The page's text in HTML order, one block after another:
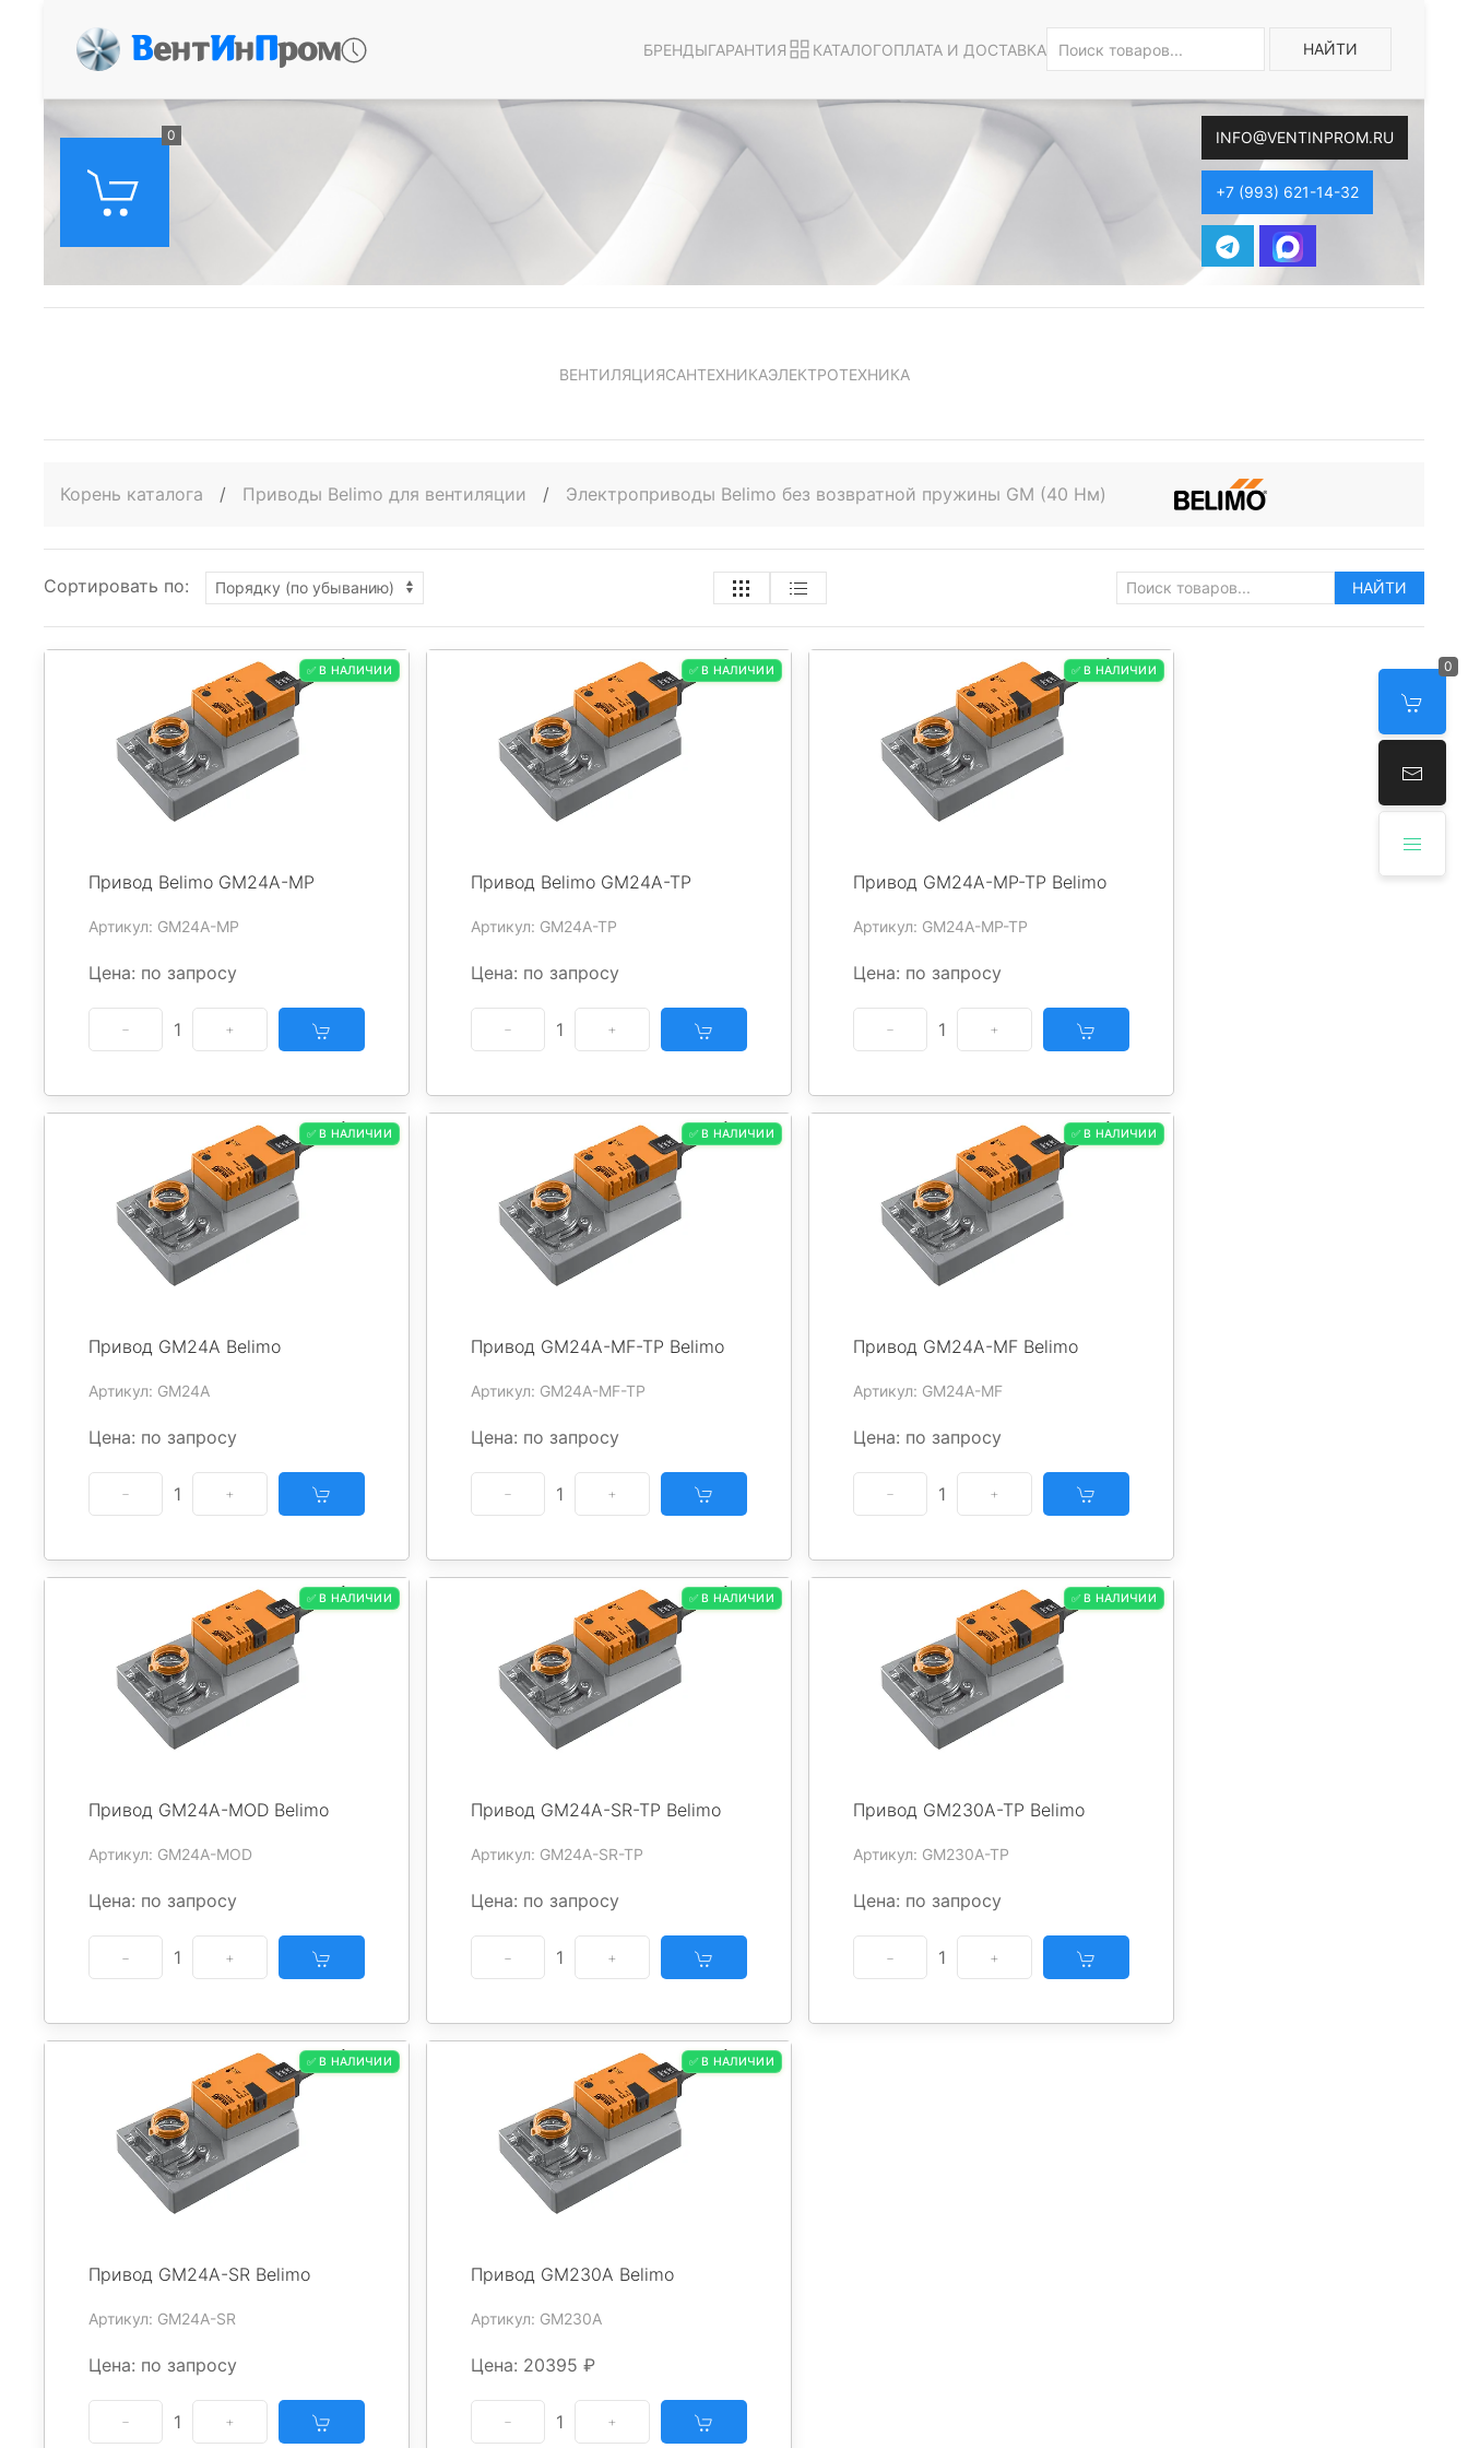
ВентИнПром БРЕНДЫГАРАНТИЯ КАТАЛОГОПЛАТА И ДОСТАВКА НАЙТИ
0 INFO@VENTINPROM.RU
+7 (993) 621-14-32
0
ВЕНТИЛЯЦИЯСАНТЕХНИКАЭЛЕКТРОТЕХНИКА
Корень каталога / Приводы Belimo для вентиляции / Электроприводы Belimo без возвратной пружины GM (40 Нм)
Сортировать по: НАЙТИ
✅ В НАЛИЧИИ
Привод Belimo GM24A-MP
Артикул: GM24A-MP
Цена: по запросу
1
✅ В НАЛИЧИИ
Привод Belimo GM24A-TP
Артикул: GM24A-TP
Цена: по запросу
1
✅ В НАЛИЧИИ
Привод GM24A-MP-TP Belimo
Артикул: GM24A-MP-TP
Цена: по запросу
1
✅ В НАЛИЧИИ
Привод GM24A Belimo
Артикул: GM24A
Цена: по запросу
1
✅ В НАЛИЧИИ
Привод GM24A-MF-TP Belimo
Артикул: GM24A-MF-TP
Цена: по запросу
1
✅ В НАЛИЧИИ
Привод GM24A-MF Belimo
Артикул: GM24A-MF
Цена: по запросу
1
✅ В НАЛИЧИИ
Привод GM24A-MOD Belimo
Артикул: GM24A-MOD
Цена: по запросу
1
✅ В НАЛИЧИИ
Привод GM24A-SR-TP Belimo
Артикул: GM24A-SR-TP
Цена: по запросу
1
✅ В НАЛИЧИИ
Привод GM230A-TP Belimo
Артикул: GM230A-TP
Цена: по запросу
1
✅ В НАЛИЧИИ
Привод GM24A-SR Belimo
Артикул: GM24A-SR
Цена: по запросу
1
✅ В НАЛИЧИИ
Привод GM230A Belimo
Артикул: GM230A
Цена: 20395 ₽
1